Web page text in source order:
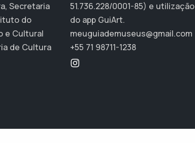
Secretaria
do
e Cultural
de Cultura
51.736.228/0001-85) e utilização
do app GuiArt.
meuguiademuseus@gmail.com
+55 71 98711-1238